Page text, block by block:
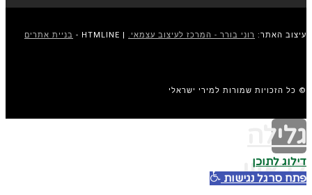
עיצוב האתר: רוני בורר - המרכז לעיצוב עצמאי. בניית אתרים
© כל הזכויות שמורות למירי ישראלי
גלילה
לראש
דילוג לתוכן
פתח סרגל נגישות